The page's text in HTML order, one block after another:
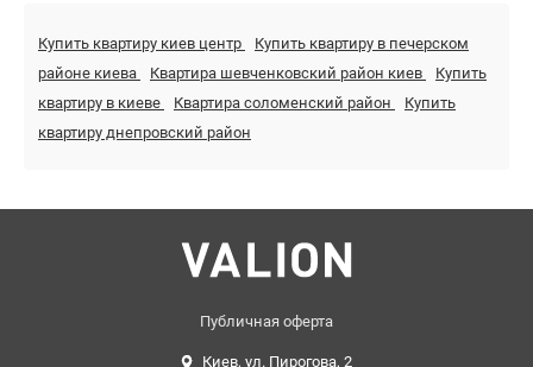
Купить квартиру киев центр
Купить квартиру в печерском
районе киева
Квартира шевченковский район киев
Купить
квартиру в киеве
Квартира соломенский район
Купить
квартиру днепровский район
Публичная оферта
Киев, ул. Пирогова, 2